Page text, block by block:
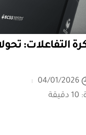
التفاعلات:
04/01/2026